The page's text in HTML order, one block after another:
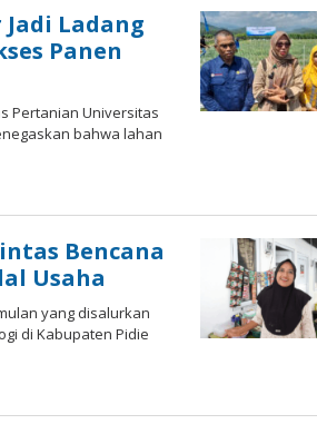
Ladang
Panen
Pertanian Universitas
bahwa lahan
Bencana
Usaha
yang disalurkan
di Kabupaten Pidie